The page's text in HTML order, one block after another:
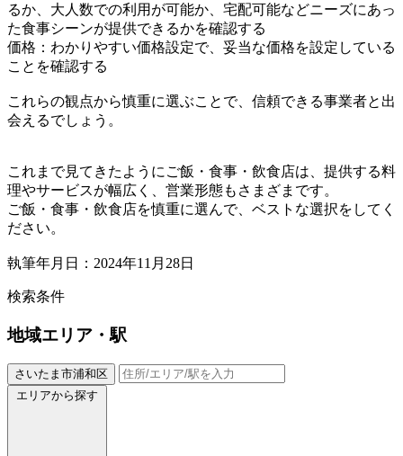
るか、大人数での利用が可能か、宅配可能などニーズにあっ
た食事シーンが提供できるかを確認する
価格：わかりやすい価格設定で、妥当な価格を設定している
ことを確認する
これらの観点から慎重に選ぶことで、信頼できる事業者と出
会えるでしょう。
これまで見てきたようにご飯・食事・飲食店は、提供する料
理やサービスが幅広く、営業形態もさまざまです。
ご飯・食事・飲食店を慎重に選んで、ベストな選択をしてく
ださい。
執筆年月日：2024年11月28日
検索条件
地域エリア・駅
さいたま市浦和区
エリアから探す